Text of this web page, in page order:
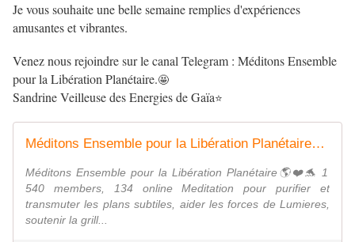
Je vous souhaite une belle semaine remplies d'expériences
amusantes et vibrantes.
Venez nous rejoindre sur le canal Telegram : Méditons Ensemble
pour la Libération Planétaire.🤩
Sandrine Veilleuse des Energies de Gaïa⭐
Méditons Ensemble pour la Libération Planétaire🌎❤️🐬
Méditons Ensemble pour la Libération Planétaire🌎❤️🐬 1
540 members, 134 online Meditation pour purifier et
transmuter les plans subtiles, aider les forces de Lumieres,
soutenir la grill...